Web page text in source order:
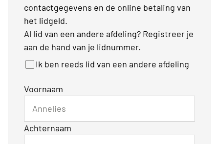
contactgegevens en de online betaling van
het lidgeld.
Al lid van een andere afdeling? Registreer je
aan de hand van je lidnummer.
Ik ben reeds lid van een andere afdeling
Voornaam
Achternaam